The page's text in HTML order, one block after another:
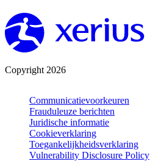
Copyright 2026
Communicatievoorkeuren
Frauduleuze berichten
Juridische informatie
Cookieverklaring
Toegankelijkheidsverklaring
Vulnerability Disclosure Policy